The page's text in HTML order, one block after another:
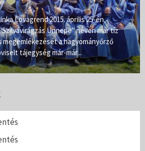
Lovagrend 2015. április 25-én,
Ünnepe" néven már tíz
a hagyományőrző
tájegység már-már...